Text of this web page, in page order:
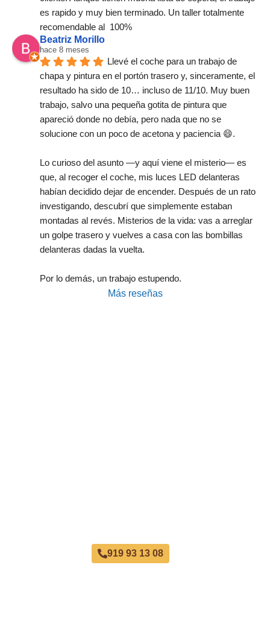
es rapido y muy bien terminado. Un taller totalmente
recomendable al  100%
Beatriz Morillo
hace 8 meses
Llevé el coche para un trabajo de
chapa y pintura en el portón trasero y, sinceramente, el
resultado ha sido de 10… incluso de 11/10. Muy buen
trabajo, salvo una pequeña gotita de pintura que
apareció donde no debía, pero nada que no se
solucione con un poco de acetona y paciencia 😄.
Lo curioso del asunto —y aquí viene el misterio— es
que, al recoger el coche, mis luces LED delanteras
habían decidido dejar de encender. Después de un rato
investigando, descubrí que simplemente estaban
montadas al revés. Misterios de la vida: vas a arreglar
un golpe trasero y vuelves a casa con las bombillas
delanteras dadas la vuelta.
Por lo demás, un trabajo estupendo.
Más reseñas
919 93 13 08